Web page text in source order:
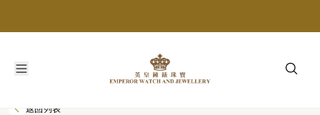
返回列表